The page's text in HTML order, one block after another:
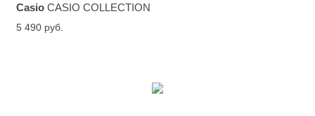
Casio CASIO COLLECTION
5 490 руб.